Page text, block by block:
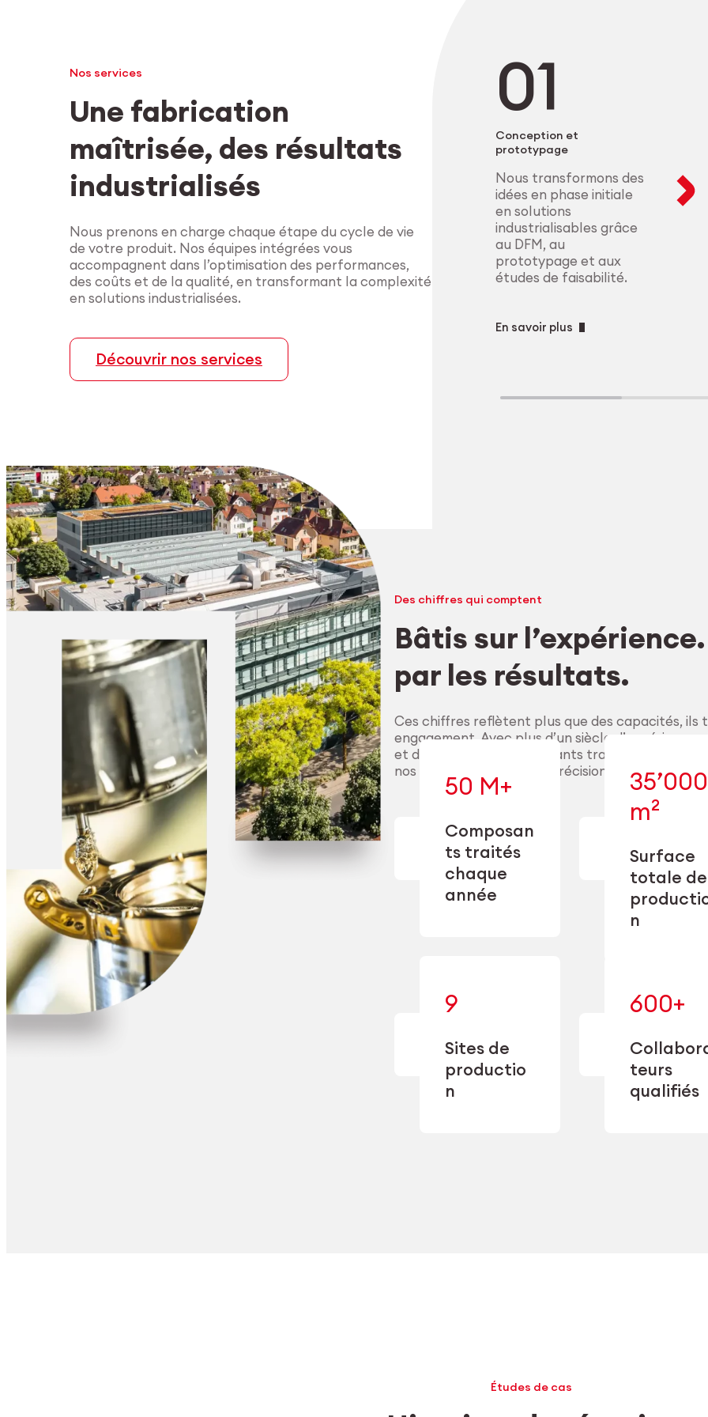
Explorer les matériaux Explorer l’usinage
conformes aux
Explorer le
produisons à
complexes, avec
Explorer
Nos services
Une fabrication
maîtrisée, des résultats
industrialisés
Nous prenons en charge chaque étape du cycle de vie
de votre produit. Nos équipes intégrées vous
accompagnent dans l’optimisation des performances,
des coûts et de la qualité, en transformant la complexité
en solutions industrialisées.
Découvrir nos services
Conception et
prototypage
Nous transformons des
idées en phase initiale
en solutions
industrialisables grâce
au DFM, au
prototypage et aux
études de faisabilité.
En savoir plus
Des chiffres qui comptent
Bâtis sur
par les résultats.
Ces chiffres reflètent plus que des capacités, ils
engagement. Avec plus d’un siècle
et des millions de composants traités chaque
nos clients pour délivrer précision, performance
50 M+
Composan
ts traités
chaque
année
finition,
nettoyage et
conditionnement.
m²
Surface
totale de
n
— conçue
précision
9
Sites de
productio
n
— alliant une
spécialisation
à une
capacité de
double
600+
teurs
qualifiés
Études de cas